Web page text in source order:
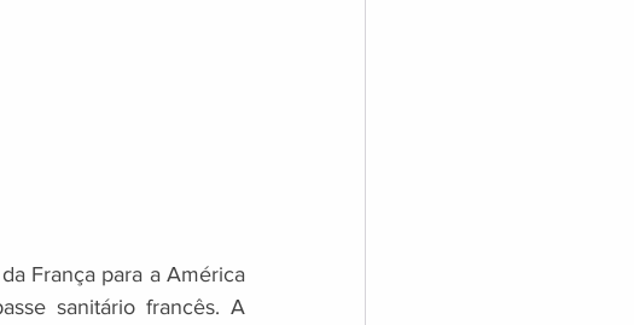
França para a América
sanitário francês. A